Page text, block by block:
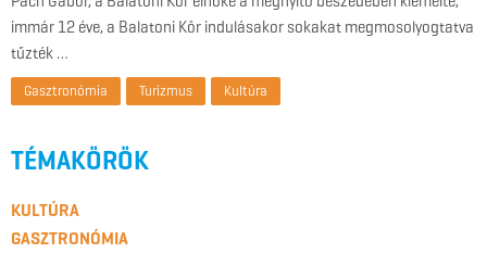
immár 12 éve, a Balatoni Kör indulásakor sokakat megmosolyogtatva
tűzték …
Gasztronómia Turizmus Kultúra
TÉMAKÖRÖK
KULTÚRA
GASZTRONÓMIA